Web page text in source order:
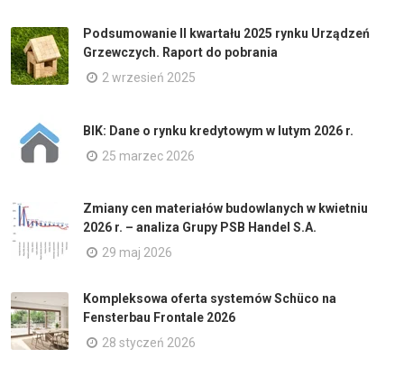
Podsumowanie II kwartału 2025 rynku Urządzeń
Grzewczych. Raport do pobrania
2 wrzesień 2025
BIK: Dane o rynku kredytowym w lutym 2026 r.
25 marzec 2026
Zmiany cen materiałów budowlanych w kwietniu
2026 r. – analiza Grupy PSB Handel S.A.
29 maj 2026
Kompleksowa oferta systemów Schüco na
Fensterbau Frontale 2026
28 styczeń 2026